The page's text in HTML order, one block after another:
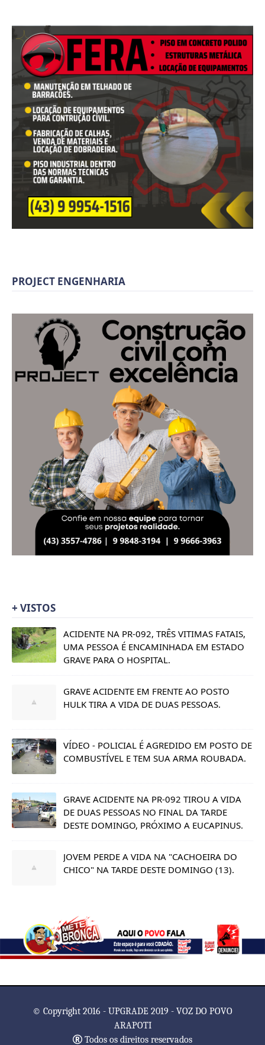
PROJECT ENGENHARIA
+ VISTOS
ACIDENTE NA PR-092, TRÊS VITIMAS FATAIS,
UMA PESSOA É ENCAMINHADA EM ESTADO
GRAVE PARA O HOSPITAL.
GRAVE ACIDENTE EM FRENTE AO POSTO
HULK TIRA A VIDA DE DUAS PESSOAS.
VÍDEO - POLICIAL É AGREDIDO EM POSTO DE
COMBUSTÍVEL E TEM SUA ARMA ROUBADA.
GRAVE ACIDENTE NA PR-092 TIROU A VIDA
DE DUAS PESSOAS NO FINAL DA TARDE
DESTE DOMINGO, PRÓXIMO A EUCAPINUS.
JOVEM PERDE A VIDA NA "CACHOEIRA DO
CHICO" NA TARDE DESTE DOMINGO (13).
© Copyright 2016 - UPGRADE 2019 - VOZ DO POVO
ARAPOTI
Todos os direitos reservados